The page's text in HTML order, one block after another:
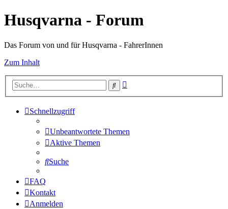
Husqvarna - Forum
Das Forum von und für Husqvarna - FahrerInnen
Zum Inhalt
Suche
Schnellzugriff
Unbeantwortete Themen
Aktive Themen
Suche
FAQ
Kontakt
Anmelden